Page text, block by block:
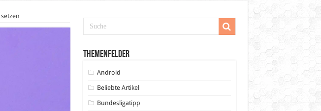
Themenfelder
Android
Beliebte Artikel
Bundesligatipp